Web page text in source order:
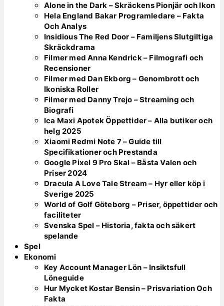
Alone in the Dark – Skräckens Pionjär och Ikon
Hela England Bakar Programledare – Fakta
Och Analys
Insidious The Red Door – Familjens Slutgiltiga
Skräckdrama
Filmer med Anna Kendrick – Filmografi och
Recensioner
Filmer med Dan Ekborg – Genombrott och
Ikoniska Roller
Filmer med Danny Trejo – Streaming och
Biografi
Ica Maxi Apotek Öppettider – Alla butiker och
helg 2025
Xiaomi Redmi Note 7 – Guide till
Specifikationer och Prestanda
Google Pixel 9 Pro Skal – Bästa Valen och
Priser 2024
Dracula A Love Tale Stream – Hyr eller köp i
Sverige 2025
World of Golf Göteborg – Priser, öppettider och
faciliteter
Svenska Spel – Historia, fakta och säkert
spelande
Spel
Ekonomi
Key Account Manager Lön – Insiktsfull
Löneguide
Hur Mycket Kostar Bensin – Prisvariation Och
Fakta